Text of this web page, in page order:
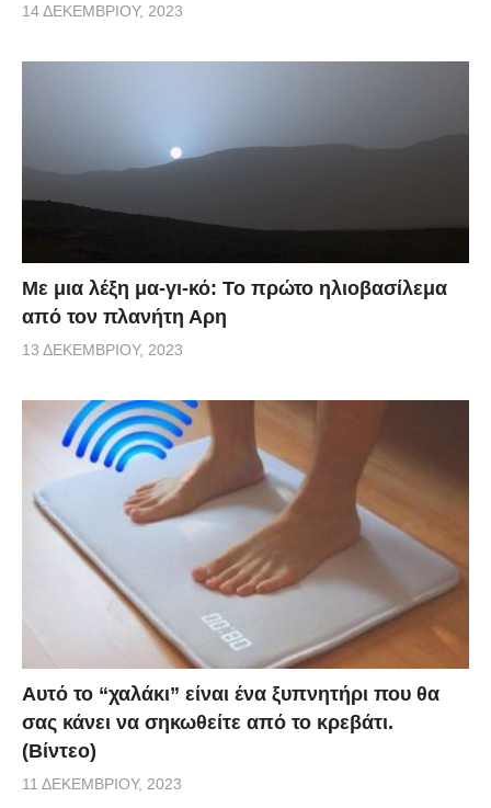
14 ΔΕΚΕΜΒΡΊΟΥ, 2023
Με μια λέξη μα-γι-κό: Το πρώτο ηλιοβασίλεμα
από τον πλανήτη Αρη
13 ΔΕΚΕΜΒΡΊΟΥ, 2023
Αυτό το “χαλάκι” είναι ένα ξυπνητήρι που θα
σας κάνει να σηκωθείτε από το κρεβάτι.
(Βίντεο)
11 ΔΕΚΕΜΒΡΊΟΥ, 2023